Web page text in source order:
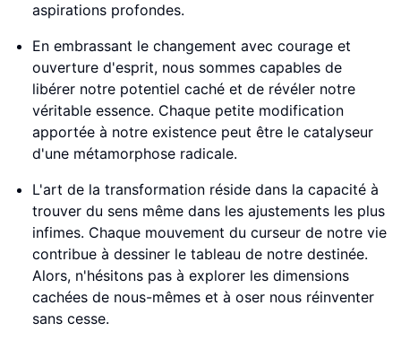
aspirations profondes.
En embrassant le changement avec courage et
ouverture d'esprit, nous sommes capables de
libérer notre potentiel caché et de révéler notre
véritable essence. Chaque petite modification
apportée à notre existence peut être le catalyseur
d'une métamorphose radicale.
L'art de la transformation réside dans la capacité à
trouver du sens même dans les ajustements les plus
infimes. Chaque mouvement du curseur de notre vie
contribue à dessiner le tableau de notre destinée.
Alors, n'hésitons pas à explorer les dimensions
cachées de nous-mêmes et à oser nous réinventer
sans cesse.